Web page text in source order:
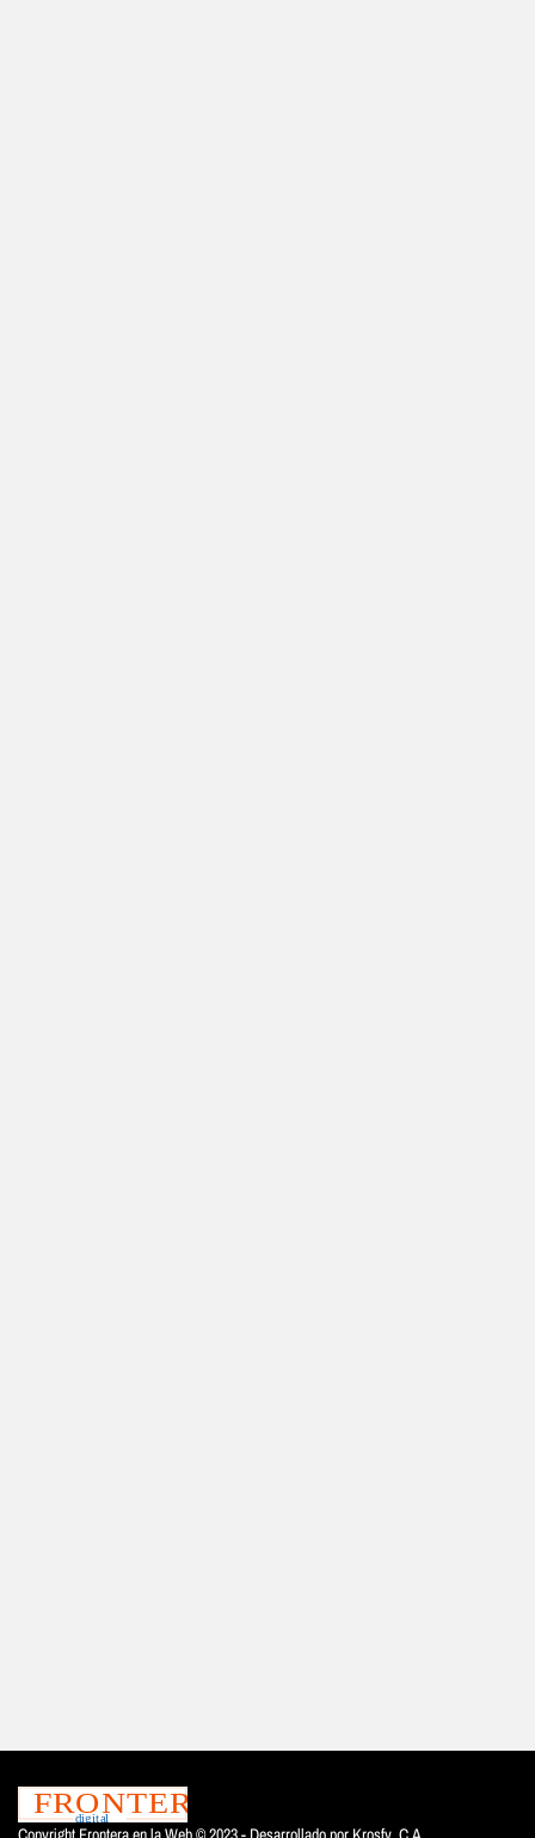
Copyright Frontera en la Web © 2023 - Desarrollado por Krosfy. C.A.